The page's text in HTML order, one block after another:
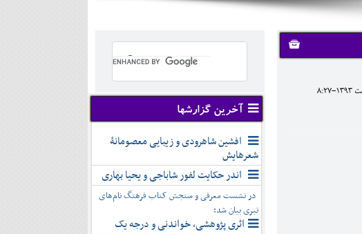
آخرین گزارشها
افشین شاهرودی و زیبایی معصومانۀ
شعرهایش
اندر حکایت لفور شاباجی و یحیا بهاری
در نشست معرفی و سنجش کتاب فرهنگ نام‌های
تبری بیان شد:
اثری پژوهشی، خواندنی و درجه یک